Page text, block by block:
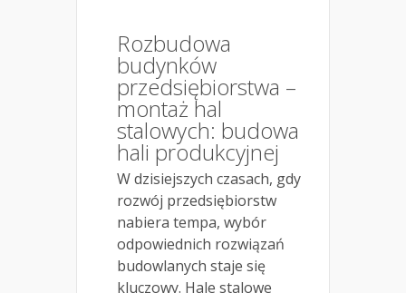
Rozbudowa
budynków
przedsiębiorstwa –
montaż hal
stalowych: budowa
hali produkcyjnej
W dzisiejszych czasach, gdy
rozwój przedsiębiorstw
nabiera tempa, wybór
odpowiednich rozwiązań
budowlanych staje się
kluczowy. Hale stalowe